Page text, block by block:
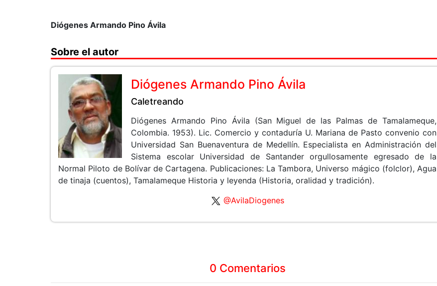
Diógenes Armando Pino Ávila
Sobre el autor
Diógenes Armando Pino Ávila
Caletreando
Diógenes Armando Pino Ávila (San Miguel de las Palmas de Tamalameque,
Colombia. 1953). Lic. Comercio y contaduría U. Mariana de Pasto convenio con
Universidad San Buenaventura de Medellín. Especialista en Administración del
Sistema escolar Universidad de Santander orgullosamente egresado de la
Normal Piloto de Bolívar de Cartagena. Publicaciones: La Tambora, Universo mágico (folclor), Agua
de tinaja (cuentos), Tamalameque Historia y leyenda (Historia, oralidad y tradición).
@AvilaDiogenes
0 Comentarios